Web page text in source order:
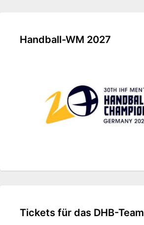
Handball-WM 2027
Tickets für das DHB-Team